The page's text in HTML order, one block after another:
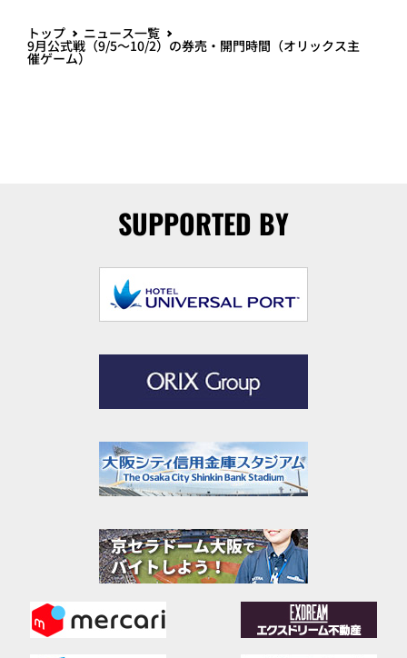
トップ ニュース一覧
9月公式戦（9/5～10/2）の券売・開門時間（オリックス主
催ゲーム）
SUPPORTED BY